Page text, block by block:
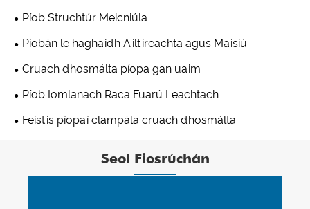
Píob Struchtúr Meicniúla
Píobán le haghaidh Ailtireachta agus Maisiú
Cruach dhosmálta píopa gan uaim
Píob Iomlanach Raca Fuarú Leachtach
Feistis píopaí clampála cruach dhosmálta
Seol Fiosrúchán